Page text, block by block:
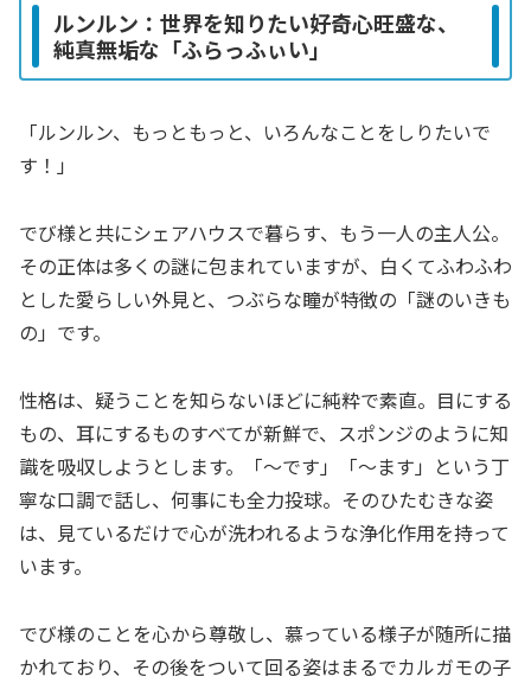
ルンルン：世界を知りたい好奇心旺盛な、
純真無垢な「ふらっふぃい」
「ルンルン、もっともっと、いろんなことをしりたいで
す！」
でび様と共にシェアハウスで暮らす、もう一人の主人公。
その正体は多くの謎に包まれていますが、白くてふわふわ
とした愛らしい外見と、つぶらな瞳が特徴の「謎のいきも
の」です。
性格は、疑うことを知らないほどに純粋で素直。目にする
もの、耳にするものすべてが新鮮で、スポンジのように知
識を吸収しようとします。「～です」「～ます」という丁
寧な口調で話し、何事にも全力投球。そのひたむきな姿
は、見ているだけで心が洗われるような浄化作用を持って
います。
でび様のことを心から尊敬し、慕っている様子が随所に描
かれており、その後をついて回る姿はまるでカルガモの子